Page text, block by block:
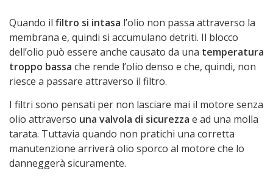
Quando il filtro si intasa l’olio non passa attraverso la
membrana e, quindi si accumulano detriti. Il blocco
dell’olio può essere anche causato da una temperatura
troppo bassa che rende l’olio denso e che, quindi, non
riesce a passare attraverso il filtro.
I filtri sono pensati per non lasciare mai il motore senza
olio attraverso una valvola di sicurezza e ad una molla
tarata. Tuttavia quando non pratichi una corretta
manutenzione arriverà olio sporco al motore che lo
danneggerà sicuramente.